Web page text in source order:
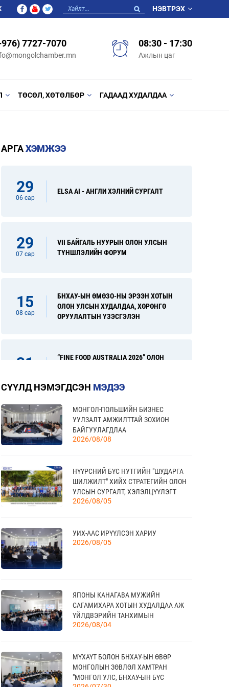
НЭВТРЭХ
7727-7070 08:30 - 17:30
Ажлын цаг
ТӨСӨЛ, ХӨТӨЛБӨР ГАДААД ХУДАЛДАА
АРГАХЭМЖЭЭ
29
06 сар
ELSA AI - АНГЛИ ХЭЛНИЙ СУРГАЛТ
29
07 сар
VII БАЙГАЛЬ НУУРЫН ОЛОН УЛСЫН
ТҮНШЛЭЛИЙН ФОРУМ
15
08 сар
БНХАУ-ЫН ӨМӨЗО-НЫ ЭРЭЭН ХОТЫН
ОЛОН УЛСЫН ХУДАЛДАА, ХӨРӨНГӨ
ОРУУЛАЛТЫН ҮЗЭСГЭЛЭН
31
“FINE FOOD AUSTRALIA 2026” ОЛОН
17
09 сар
“УЛААНБААТАР ТҮНШЛЭЛ 2026”
ХҮНСНИЙ САЛБАРЫН ОЛОН УЛСЫН
ҮЗЭСГЭЛЭН
20
09 сар
КАНАД УЛС - ТОРОНТО ХОТЫН БИЗНЕС
АЯЛАЛ
21
10 сар
TEX+ VISION KOREA
04
11 сар
“BAZAAR BERLIN 2026” ОЛОН УЛСЫН
ҮЗЭСГЭЛЭН
23
11 сар
CANADIAN WESTERN AGRIBITION ХӨДӨӨ
АЖ АХУЙН САЛБАРЫН ҮЗЭСГЭЛЭН
СҮҮЛД НЭМЭГДСЭН МЭДЭЭ
МОНГОЛ-ПОЛЬШИЙН БИЗНЕС
УУЛЗАЛТ АМЖИЛТТАЙ ЗОХИОН
БАЙГУУЛАГДЛАА
2026/08/08
НҮҮРСНИЙ БҮС НУТГИЙН "ШУДАРГА
ШИЛЖИЛТ" ХИЙХ СТРАТЕГИЙН ОЛОН
УЛСЫН СУРГАЛТ, ХЭЛЭЛЦҮҮЛЭГТ
ОРОЛЦЛОО
2026/08/05
УИХ-ААС ИРҮҮЛСЭН ХАРИУ
2026/08/05
ЯПОНЫ КАНАГАВА МУЖИЙН
САГАМИХАРА ХОТЫН ХУДАЛДАА АЖ
ҮЙЛДВЭРИЙН ТАНХИМЫН
ТӨЛӨӨЛӨГЧИД МОНГОЛЫН
2026/08/04
МҮХАҮТ БОЛОН БНХАУ-ЫН ӨВӨР
МОНГОЛЫН ЗӨВЛӨЛ ХАМТРАН
"МОНГОЛ УЛС, БНХАУ-ЫН БҮС